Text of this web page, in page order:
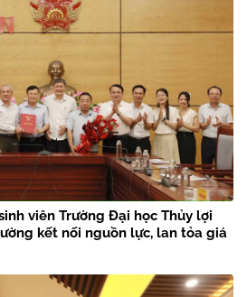
viên Trường Đại học Thủy lợi
kết nối nguồn lực, lan tỏa giá